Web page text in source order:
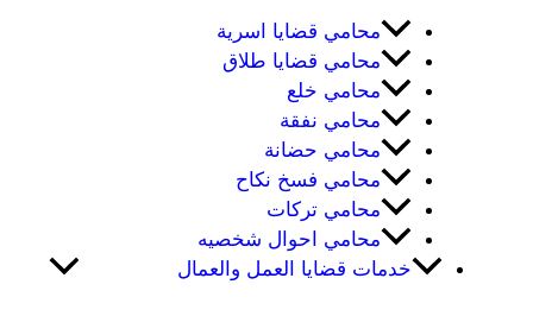
محامي قضايا اسرية
محامي قضايا طلاق
محامي خلع
محامي نفقة
محامي حضانة
محامي فسخ نكاح
محامي تركات
محامي احوال شخصيه
خدمات قضايا العمل والعمال